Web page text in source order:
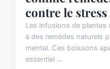
contre le stress
Les infusions de
à des remèdes naturels
mental. Ces boissons
essentiel ...